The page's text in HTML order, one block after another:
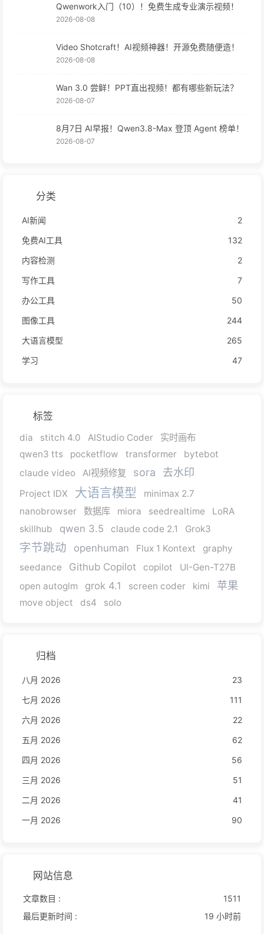
Qwenwork入门（10）！免费生成专业演示视频！
2026-08-08
Video Shotcraft！AI视频神器！开源免费随便造！
2026-08-08
Wan 3.0 尝鲜！PPT直出视频！都有哪些新玩法？
2026-08-07
8月7日 AI早报！Qwen3.8-Max 登顶 Agent 榜单！
2026-08-07
分类
AI新闻
2
免费AI工具
132
内容检测
2
写作工具
7
办公工具
50
图像工具
244
大语言模型
265
学习
47
标签
dia stitch 4.0 AIStudio Coder
实时画布
qwen3 tts
pocketflow transformer
bytebot
claude video
AI视频修复 sora 去水印
Project IDX 大语言模型
minimax 2.7
nanobrowser
数据库 miora seedrealtime
LoRA
skillhub
qwen 3.5 claude code 2.1 Grok3
字节跳动 openhuman Flux 1 Kontext
graphy
seedance
Github Copilot copilot
UI-Gen-T27B
open autoglm
grok 4.1 screen coder kimi 苹果
move object ds4 solo
归档
八月 2026
23
七月 2026
111
六月 2026
22
五月 2026
62
四月 2026
56
三月 2026
51
二月 2026
41
一月 2026
90
网站信息
文章数目 :
1511
最后更新时间 :
19 小时前